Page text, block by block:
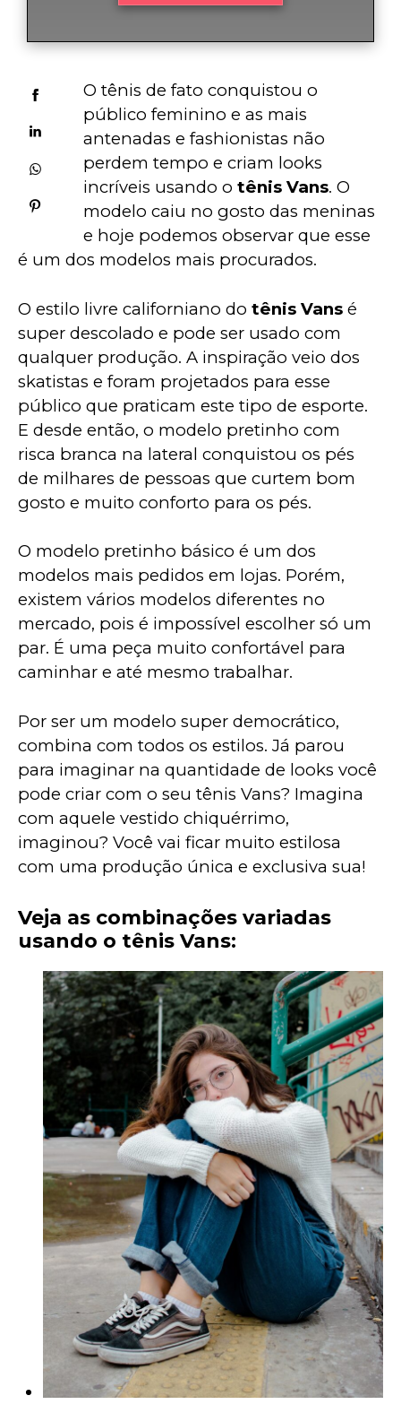
O tênis de fato conquistou o
público feminino e as mais
antenadas e fashionistas não
perdem tempo e criam looks
incríveis usando o tênis Vans. O
modelo caiu no gosto das meninas
e hoje podemos observar que esse
é um dos modelos mais procurados.
O estilo livre californiano do tênis Vans é
super descolado e pode ser usado com
qualquer produção. A inspiração veio dos
skatistas e foram projetados para esse
público que praticam este tipo de esporte.
E desde então, o modelo pretinho com
risca branca na lateral conquistou os pés
de milhares de pessoas que curtem bom
gosto e muito conforto para os pés.
O modelo pretinho básico é um dos
modelos mais pedidos em lojas. Porém,
existem vários modelos diferentes no
mercado, pois é impossível escolher só um
par. É uma peça muito confortável para
caminhar e até mesmo trabalhar.
Por ser um modelo super democrático,
combina com todos os estilos. Já parou
para imaginar na quantidade de looks você
pode criar com o seu tênis Vans? Imagina
com aquele vestido chiquérrimo,
imaginou? Você vai ficar muito estilosa
com uma produção única e exclusiva sua!
Veja as combinações variadas
usando o tênis Vans: